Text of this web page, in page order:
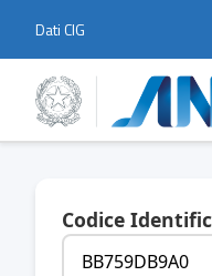
Dati CIG
Codice